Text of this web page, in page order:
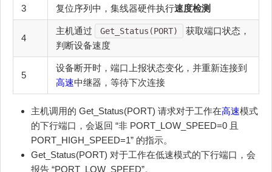
3 复位序列中，集线器硬件执行速度检测
4
主机通过 Get_Status(PORT)
获取端口状态，
判断设备速度
5
设备断开时，端口上报状态变化，并重新连接到
高速中继器，等待下次连接
主机调用的 Get_Status(PORT) 请求对于工作在高速模式
的下行端口，会返回 “非 PORT_LOW_SPEED=0 且
PORT_HIGH_SPEED=1” 的指示。
Get_Status(PORT) 对于工作在低速模式的下行端口，会
报告 “PORT_LOW_SPEED”。